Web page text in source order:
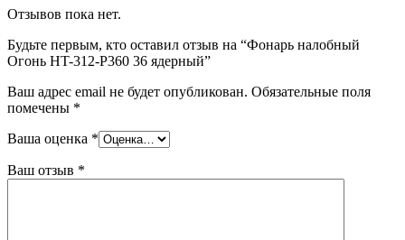
Отзывов пока нет.
Будьте первым, кто оставил отзыв на “Фонарь налобный
Огонь HT-312-P360 36 ядерный”
Ваш адрес email не будет опубликован. Обязательные поля
помечены *
Ваша оценка *
Ваш отзыв *